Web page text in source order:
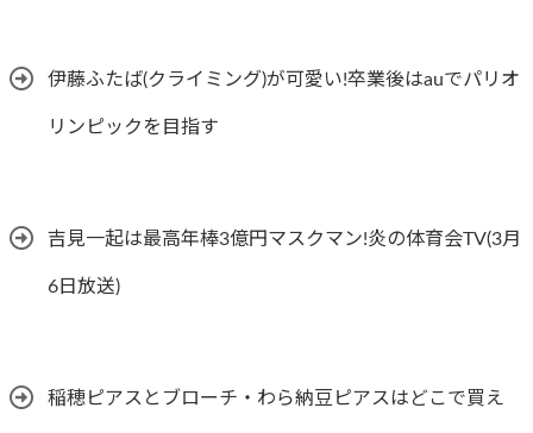
伊藤ふたば(クライミング)が可愛い!卒業後はauでパリオ
リンピックを目指す
吉見一起は最高年棒3億円マスクマン!炎の体育会TV(3月
6日放送)
稲穂ピアスとブローチ・わら納豆ピアスはどこで買え